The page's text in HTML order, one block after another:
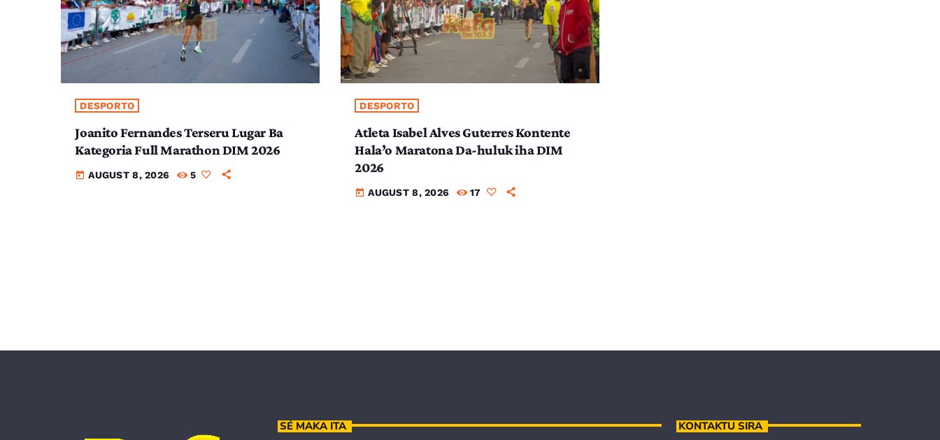
DESPORTO
Joanito Fernandes Terseru Lugar Ba
Kategoria Full Marathon DIM 2026
today AUGUST 8, 2026 5
DESPORTO
Atleta Isabel Alves Guterres Kontente
Hala’o Maratona Da-huluk iha DIM
2026
today AUGUST 8, 2026 17
SÉ MAKA ITA KONTAKTU SIRA